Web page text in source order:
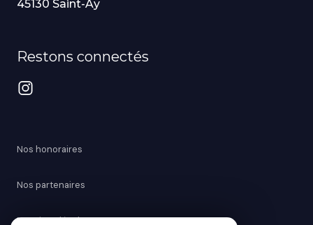
45130 Saint-Ay
Restons connectés
Nos honoraires
Nos partenaires
Mentions légales